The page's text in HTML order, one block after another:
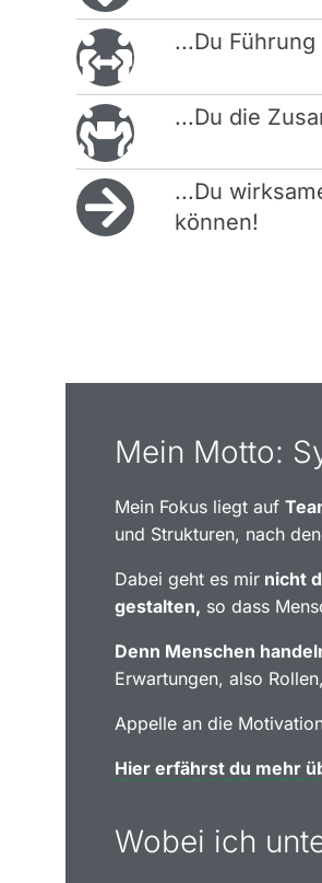
...Du
...Du die
...Du
können!
Mein Motto:
Mein Fokus liegt auf
und Strukturen, nach
Dabei geht es mir nicht
gestalten, so dass
Denn Menschen
Erwartungen, also
Appelle an die
Hier erfährst du mehr
Wobei ich